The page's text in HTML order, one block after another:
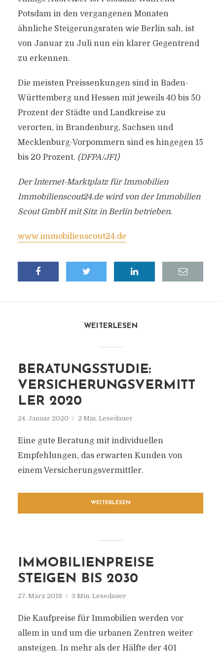
Potsdam in den vergangenen Monaten
ähnliche Steigerungsraten wie Berlin sah, ist
von Januar zu Juli nun ein klarer Gegentrend
zu erkennen.
Die meisten Preissenkungen sind in Baden-
Württemberg und Hessen mit jeweils 40 bis 50
Prozent der Städte und Landkreise zu
verorten, in Brandenburg, Sachsen und
Mecklenburg-Vorpommern sind es hingegen 15
bis 20 Prozent. (DFPA/JF1)
Der Internet-Marktplatz für Immobilien
Immobilienscout24.de wird von der Immobilien
Scout GmbH mit Sitz in Berlin betrieben.
www.immobilienscout24.de
WEITERLESEN
BERATUNGSSTUDIE:
VERSICHERUNGSVERMITT
LER 2020
24. Januar 2020 2 Min. Lesedauer
Eine gute Beratung mit individuellen
Empfehlungen, das erwarten Kunden von
einem Versicherungsvermittler.
WEITERLESEN
IMMOBILIENPREISE
STEIGEN BIS 2030
27. März 2018 3 Min. Lesedauer
Die Kaufpreise für Immobilien werden vor
allem in und um die urbanen Zentren weiter
ansteigen. In mehr als der Hälfte der 401